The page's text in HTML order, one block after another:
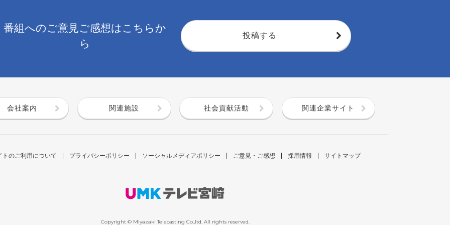
番組へのご意見ご感想はこちらか
ら
投稿する
会社案内 関連施設 社会貢献活動 関連企業サイト
トのご利用について プライバシーポリシー ソーシャルメディアポリシー ご意見・ご感想 採用情報 サイトマップ
Copyright © Miyazaki Telecasting Co.,ltd. All rights reserved.